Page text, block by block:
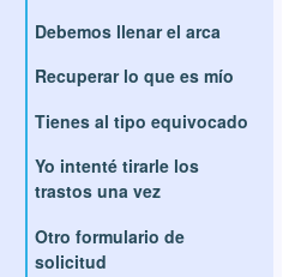
Debemos llenar el arca
Recuperar lo que es mío
Tienes al tipo equivocado
Yo intenté tirarle los
trastos una vez
Otro formulario de
solicitud